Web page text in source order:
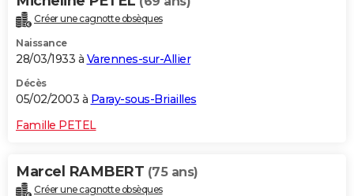
Créer une cagnotte obsèques
Naissance
28/03/1933 à Varennes-sur-Allier
Décès
05/02/2003 à Paray-sous-Briailles
Famille PETEL
Marcel RAMBERT (75 ans)
Créer une cagnotte obsèques